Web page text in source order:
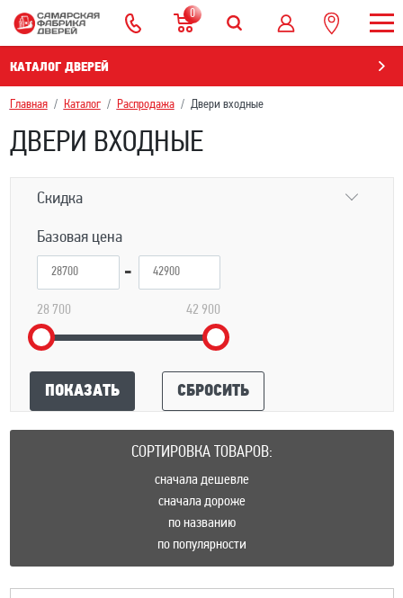
0
КАТАЛОГ ДВЕРЕЙ
Главная Каталог Распродажа Двери входные
ДВЕРИ ВХОДНЫЕ
Скидка
Базовая цена
28 700 42 900
ПОКАЗАТЬ СБРОСИТЬ
СОРТИРОВКА ТОВАРОВ:
сначала дешевле
сначала дороже
по названию
по популярности